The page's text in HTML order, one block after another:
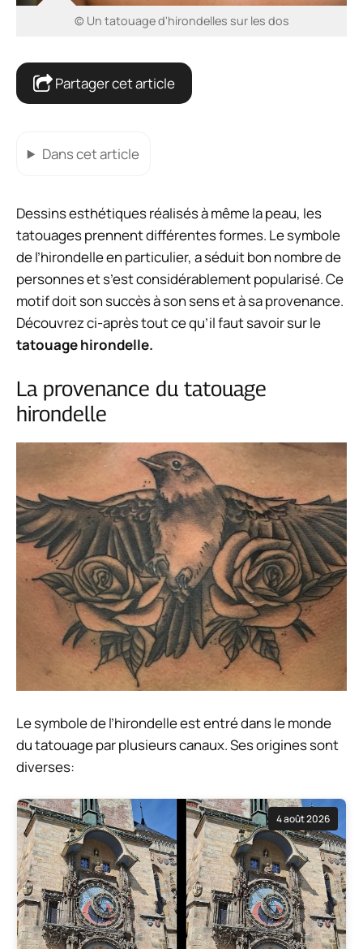
© Un tatouage d'hirondelles sur les dos
Partager cet article
Dans cet article
Dessins esthétiques réalisés à même la peau, les
tatouages prennent différentes formes. Le symbole
de l’hirondelle en particulier, a séduit bon nombre de
personnes et s’est considérablement popularisé. Ce
motif doit son succès à son sens et à sa provenance.
Découvrez ci-après tout ce qu’il faut savoir sur le
tatouage hirondelle.
La provenance du tatouage
hirondelle
Le symbole de l’hirondelle est entré dans le monde
du tatouage par plusieurs canaux. Ses origines sont
diverses:
4 août 2026